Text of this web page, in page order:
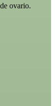
ovario.